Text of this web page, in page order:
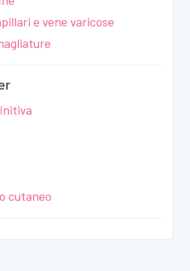
e vene varicose
cutaneo